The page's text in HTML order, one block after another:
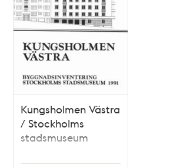
Kungsholmen Västra
/ Stockholms
stadsmuseum